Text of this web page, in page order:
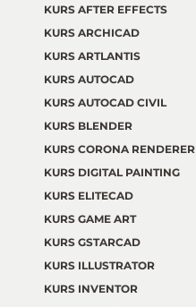
KURS AFTER EFFECTS
KURS ARCHICAD
KURS ARTLANTIS
KURS AUTOCAD
KURS AUTOCAD CIVIL
KURS BLENDER
KURS CORONA RENDERER
KURS DIGITAL PAINTING
KURS ELITECAD
KURS GAME ART
KURS GSTARCAD
KURS ILLUSTRATOR
KURS INVENTOR